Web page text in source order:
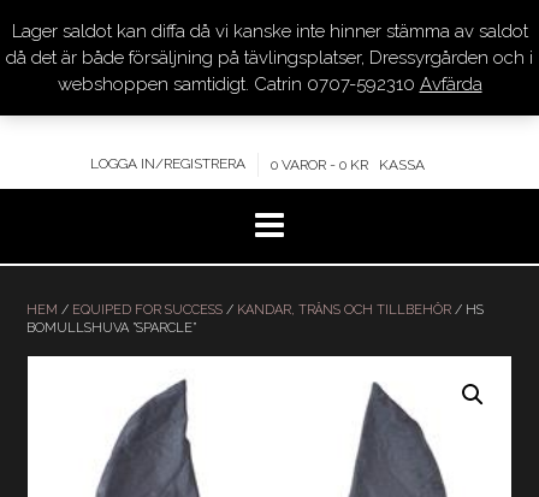
innehåll
DRESSYR.COM
KVALITET – KOMPETENS – SERVICE
LOGGA IN/REGISTRERA 0 VAROR - 0 KR KASSA
HEM / EQUIPED FOR SUCCESS / KANDAR, TRÄNS OCH TILLBEHÖR / HS
BOMULLSHUVA ”SPARCLE”
Lager saldot kan diffa då vi kanske inte hinner stämma av saldot
då det är både försäljning på tävlingsplatser, Dressyrgården och i
webshoppen samtidigt. Catrin 0707-592310 Avfärda